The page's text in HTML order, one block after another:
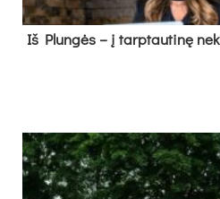
Iš Plungės – į tarptautinę